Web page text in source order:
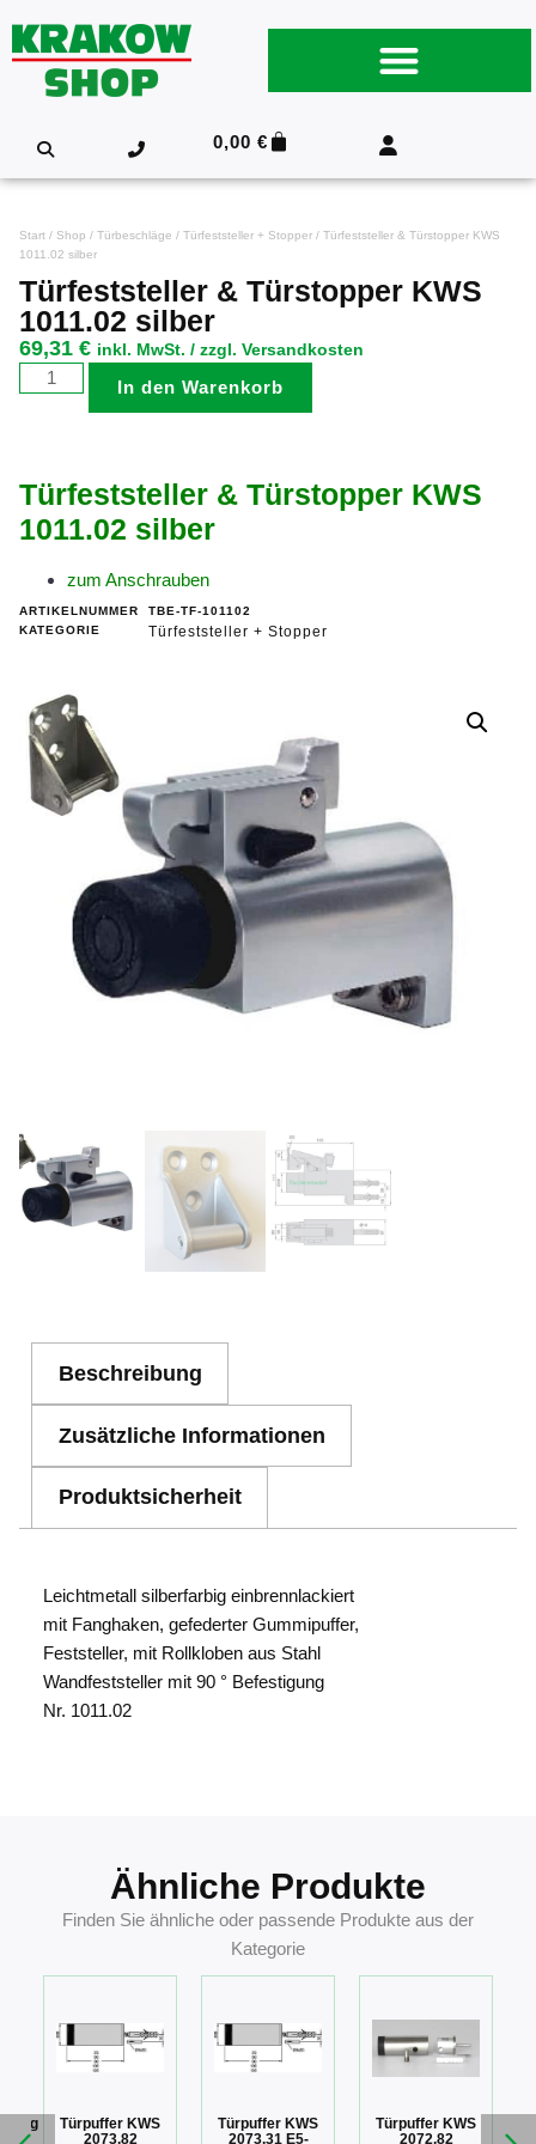
0,00€
Start / Shop / Türbeschläge / Türfeststeller + Stopper / Türfeststeller & Türstopper KWS
1011.02 silber
Türfeststeller & Türstopper KWS
1011.02 silber
69,31 € inkl. MwSt. / zzgl. Versandkosten
In den Warenkorb
Türfeststeller & Türstopper KWS
1011.02 silber
zum Anschrauben
ARTIKELNUMMER
TBE-TF-101102
KATEGORIE
Türfeststeller + Stopper
Beschreibung
Zusätzliche Informationen
Produktsicherheit
Leichtmetall silberfarbig einbrennlackiert
mit Fanghaken, gefederter Gummipuffer,
Feststeller, mit Rollkloben aus Stahl
Wandfeststeller mit 90 ° Befestigung
Nr. 1011.02
Ähnliche Produkte
Finden Sie ähnliche oder passende Produkte aus der
Kategorie
Türpuffer KWS
2073.82
Türpuffer KWS
2073.31 E5-
Türpuffer KWS
2072.82